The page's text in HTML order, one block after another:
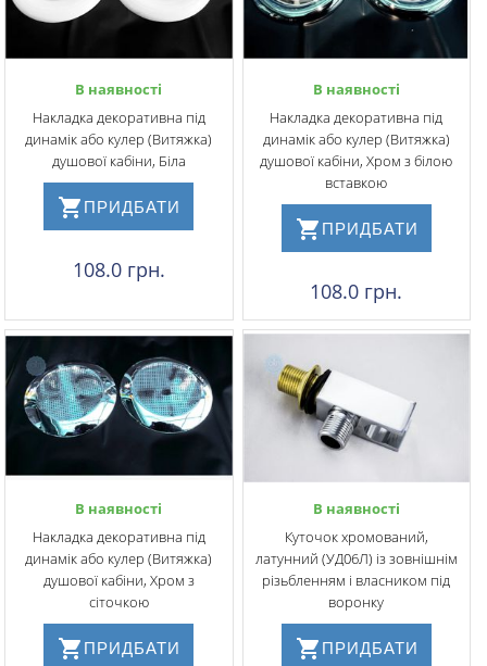
В наявності
Накладка декоративна під
динамік або кулер (Витяжка)
душової кабіни, Біла
ПРИДБАТИ
108.0 грн.
В наявності
Накладка декоративна під
динамік або кулер (Витяжка)
душової кабіни, Хром з білою
вставкою
ПРИДБАТИ
108.0 грн.
В наявності
Накладка декоративна під
динамік або кулер (Витяжка)
душової кабіни, Хром з
сіточкою
ПРИДБАТИ
В наявності
Куточок хромований,
латунний (УД06Л) із зовнішнім
різьбленням і власником під
воронку
ПРИДБАТИ